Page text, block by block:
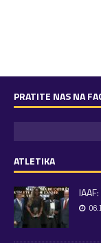
PRATITE NAS NA
ATLETIKA